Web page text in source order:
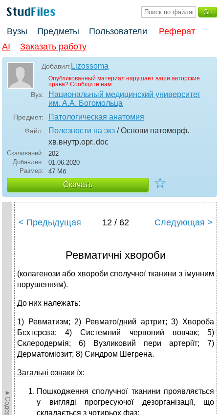
Вузы Предметы Пользователи
Реферат
AI
Заказать работу
Добавил: Lizossoma
Опубликованный материал нарушает ваши авторские
права? Сообщите нам.
Вуз:
Национальный медицинский университет
им. А.А. Богомольца
Предмет: Патологическая анатомия
Файл: Полезности на экз / Основи патоморф.
хв.внутр.орг..doc
Скачиваний:
202
Добавлен:
01.06.2020
Размер:
47 Мб
Скачать ☆
< Предыдущая 12 / 62 Следующая >
Ревматичні хвороби
(колагенози або хвороби сполучної тканини з імунним
порушенням).
До них належать:
1) Ревматизм; 2) Ревматоїдний артрит; 3) Хвороба
Бєхтєрєва; 4) Системний червоний вовчак; 5)
Склеродермія; 6) Вузликовий пери артеріїт; 7)
Дерматоміозит; 8) Синдром Шегрена.
Загальні ознаки їх:
Пошкодження сполучної тканини проявляється
у вигляді прогресуючої дезорганізації, що
складається з чотирьох фаз: